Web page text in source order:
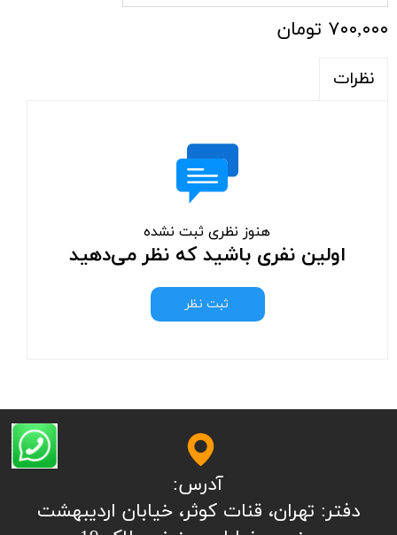
۷۰۰,۰۰۰ تومان
نظرات
هنوز نظری ثبت نشده
اولین نفری باشید که نظر می‌دهید
ثبت نظر
آدرس:
​​​​​​​​دفتر: تهران، قنات کوثر، خیابان اردیبهشت